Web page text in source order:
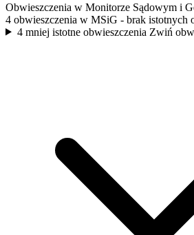
Obwieszczenia w Monitorze Sądowym i
4 obwieszczenia w MSiG - brak istotnych
4 mniej istotne obwieszczenia Zwiń